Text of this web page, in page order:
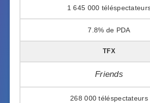
1 645 000
7.8%
TFX
Friends
268 000